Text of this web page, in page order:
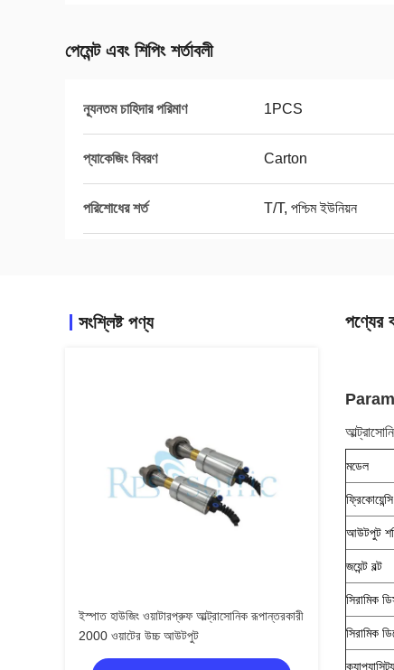
পেমেন্ট এবং শিপিং শর্তাবলী
ন্যূনতম চাহিদার পরিমাণ 1PCS
প্যাকেজিং বিবরণ Carton
পরিশোধের শর্ত T/T, পশ্চিম ইউনিয়ন
সংশ্লিষ্ট পণ্য
ইস্পাত হাউজিং ওয়াটারপ্রুফ আল্ট্রাসোনিক রূপান্তরকারী
2000 ওয়াটের উচ্চ আউটপুট
পণ্যের
মডেল
ফ্রিকোয়েন্সি
আউটপুট
জয়েন্ট বল্ট
সিরামিক
সিরামিক